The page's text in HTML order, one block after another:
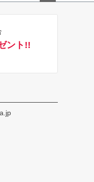
ント!!